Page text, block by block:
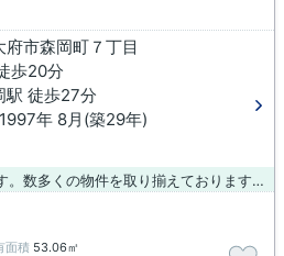
府市森岡町７丁目
歩20分
駅 徒歩27分
年 8月(築29年)
こちらの物件はマンションです。数多くの物件を取り揃えております。お気に入りの条件の物件をお探し下さい。ご要望やご質問もお気軽にどうぞ。
面積 53.06㎡